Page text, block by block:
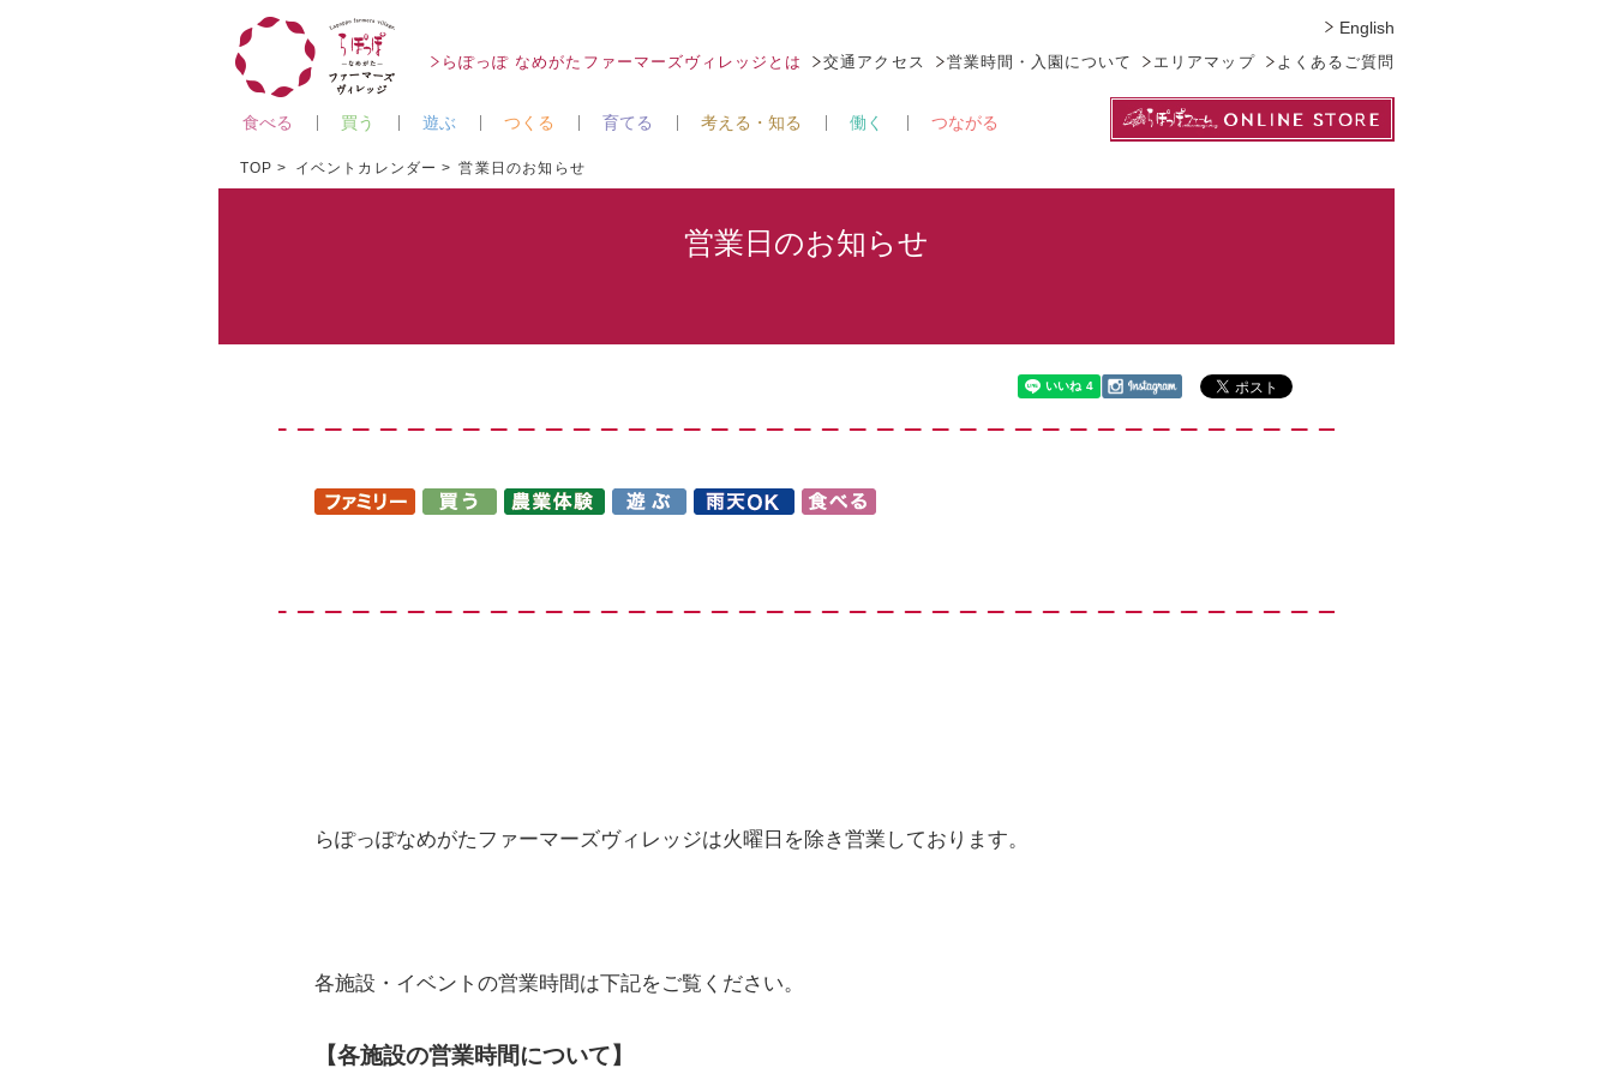
English
らぽっぽ なめがたファーマーズヴィレッジとは 交通アクセス 営業時間・入園について エリアマップ よくあるご質問
食べる 買う 遊ぶ つくる 育てる 考える・知る 働く つながる
TOP イベントカレンダー 営業日のお知らせ
営業日のお知らせ
らぽっぽなめがたファーマーズヴィレッジは火曜日を除き営業しております。
各施設・イベントの営業時間は下記をご覧ください。
【各施設の営業時間について】